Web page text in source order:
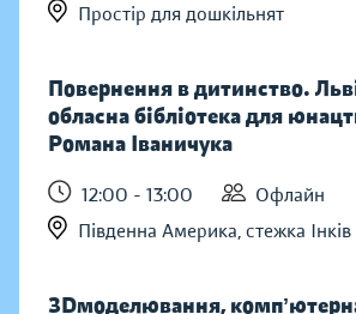
Простір для дошкільнят
Повернення в дитинство.
обласна бібліотека для
Романа Іваничука
12:00 - 13:00
Офлайн
Південна Америка, стежка Інків
ЗDмоделювання,